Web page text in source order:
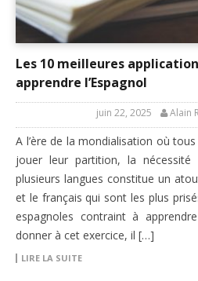
Les 10 meilleures
apprendre l’Espagnol
juin 22, 2025 Alain
A l’ère de la mondialisation où
jouer leur partition, la
plusieurs langues constitue un
et le français qui sont les plus
espagnoles contraint à
donner à cet exercice, il […]
LIRE LA SUITE